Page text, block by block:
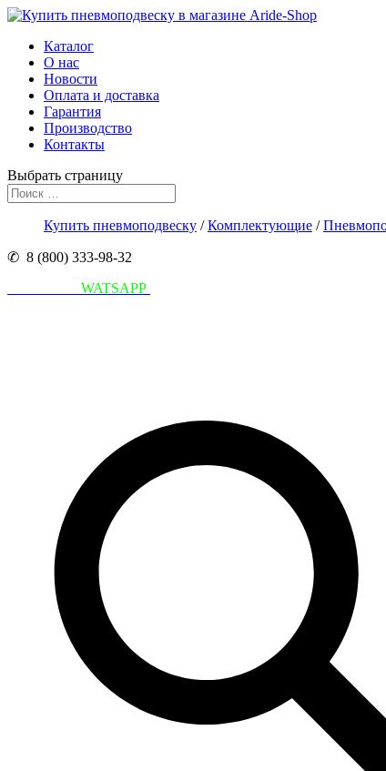
Каталог
О нас
Новости
Оплата и доставка
Гарантия
Производство
Контакты
Выбрать страницу
Купить пневмоподвеску /Комплектующие /
✆ 8 (800) 333-98-32
WATSAPP